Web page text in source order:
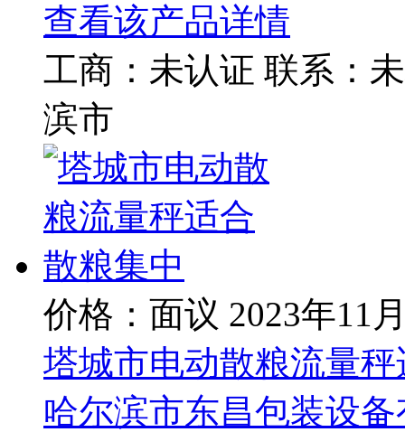
查看该产品详情
工商： 未认证 联系：
滨市
价格：面议 2023年11
塔城市电动散粮流量
哈尔滨市东昌包装设